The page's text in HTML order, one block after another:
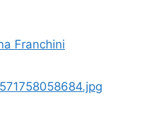
Franchini